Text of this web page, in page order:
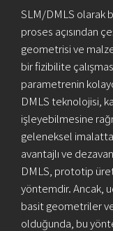
SLM/DMLS olarak
proses açısından
geometrisi ve
bir fizibilite
parametrenin
DMLS teknolojisi,
işleyebilmesine
geleneksel
avantajlı ve
DMLS, prototip
yöntemdir. Ancak,
basit geometriler
olduğunda, bu